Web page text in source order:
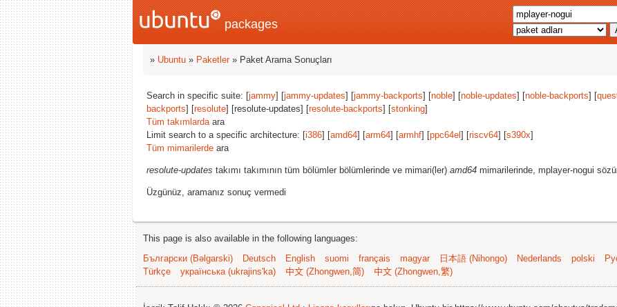
packages
» Ubuntu » Paketler» Paket Arama Sonuçları
Search in specific suite: [jammy] [jammy-updates] [jammy-backports] [noble] [noble-updates] [noble-backports] [
backports] [resolute] [resolute-updates] [resolute-backports] [stonking]
Tüm takımlardaara
Limit search to a specific architecture: [i386] [amd64] [arm64] [armhf] [ppc64el ] [riscv64] [s390x]
Tüm mimarilerde ara
resolute-updates takımı takımının tüm bölümler bölümlerinde ve mimari(ler) amd64 mimarilerinde, mplayer-nogui
Üzgünüz, aramanız sonuç vermedi
This page is also available in the following languages:
Български (Bəlgarski)
Deutsch English suomi français magyar 日本語 (Nihongo) Nederlands polski
Türkçe
українська (ukrajins'ka) 中文 (Zhongwen,简) 中文 (Zhongwen,繁)